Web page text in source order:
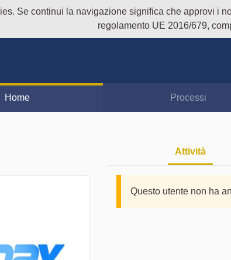
Se continui la navigazione significa che approvi i
regolamento UE 2016/679,
Home Processi
Attività
Questo utente non ha